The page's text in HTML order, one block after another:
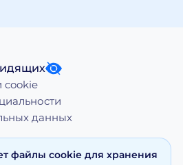
cookie
данных
файлы cookie для хранения